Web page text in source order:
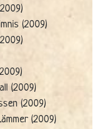
(2009)
(2009)
(2009)
(2009)